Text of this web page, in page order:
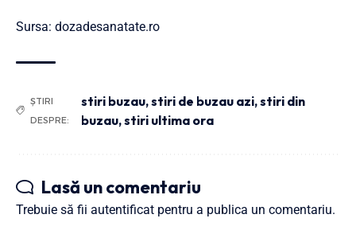
Sursa: dozadesanatate.ro
ȘTIRI
DESPRE:
stiri buzau,stiri de buzau azi,stiri din
buzau,stiri ultima ora
Lasă un comentariu
Trebuie să fii autentificat pentru a publica un comentariu.